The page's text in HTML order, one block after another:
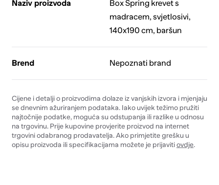
Naziv proizvoda
Box Spring krevet s
madracem, svjetlosivi,
140x190 cm, baršun
Brend Nepoznati brand
Cijene i detalji o proizvodima dolaze iz vanjskih izvora i mjenjaju
se dnevnim ažuriranjem podataka. Iako uvijek težimo pružiti
najtočnije podatke, moguća su odstupanja ili razlike u odnosu
na trgovinu. Prije kupovine provjerite proizvod na internet
trgovini odabranog prodavatelja. Ako primjetite grešku u
opisu proizvoda ili specifikacijama možete je prijavitiovdje.